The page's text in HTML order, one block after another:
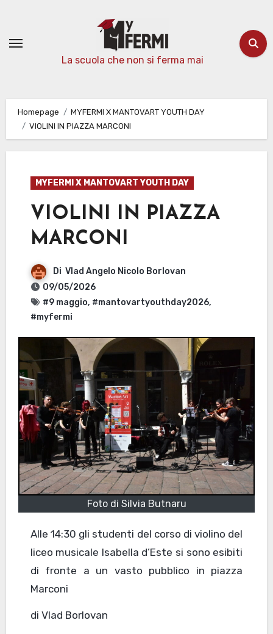
contenuto
La scuola che non si ferma mai
Homepage
MYFERMI X MANTOVART YOUTH DAY
VIOLINI IN PIAZZA MARCONI
MYFERMI X MANTOVART YOUTH DAY
VIOLINI IN PIAZZA
MARCONI
Di Vlad Angelo Nicolo Borlovan
09/05/2026
#9 maggio, #mantovartyouthday2026,
#myfermi
Foto di Silvia Butnaru
Alle 14:30 gli studenti del corso di violino del
liceo musicale Isabella d’Este si sono esibiti
di fronte a un vasto pubblico in piazza
Marconi
di Vlad Borlovan